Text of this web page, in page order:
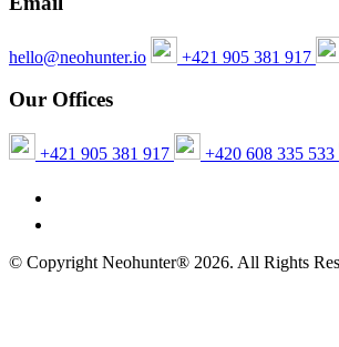
hello@neohunter.io +421 905 381 917
Our Offices
+421 905 381 917 +420 608 335 533
© Copyright Neohunter® 2026. All Rights